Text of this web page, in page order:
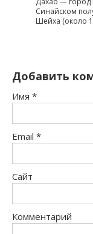
Синайском
Шейха (около
Добавить
Имя *
Email *
Сайт
Комментарий